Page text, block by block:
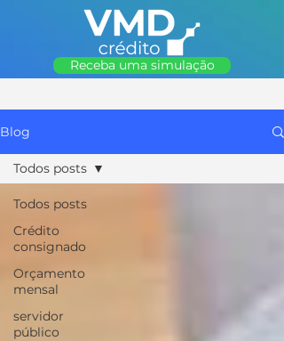
Receba uma simulação
Blog
Todos posts
Crédito
consignado
Orçamento
mensal
servidor
público
Todos posts